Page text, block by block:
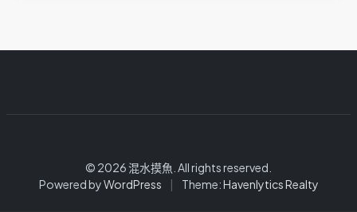
© 2026 混水摸魚. All rights reserved.
Powered byWordPress | Theme:Havenlytics Realty